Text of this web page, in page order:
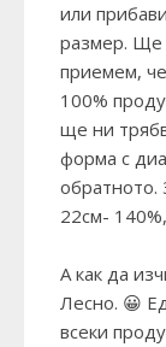
или
размер. Ще
приемем,
100%
ще ни
форма с
обратното.
22см-
А как да
Лесно. 😀
всеки